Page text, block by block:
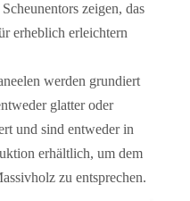
zeigen, das
erheblich erleichtern
werden grundiert
glatter oder
und sind entweder in
erhältlich, um dem
zu entsprechen.